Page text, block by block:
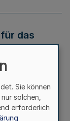
das
-
Sie können
solchen,
erforderlich